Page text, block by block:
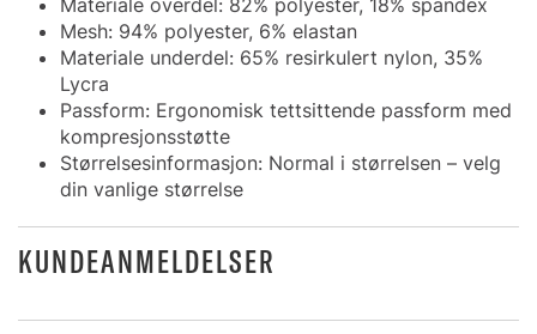
Materiale overdel: 82% polyester, 18% spandex
Mesh: 94% polyester, 6% elastan
Materiale underdel: 65% resirkulert nylon, 35%
Lycra
Passform: Ergonomisk tettsittende passform med
kompresjonsstøtte
Størrelsesinformasjon: Normal i størrelsen – velg
din vanlige størrelse
KUNDEANMELDELSER